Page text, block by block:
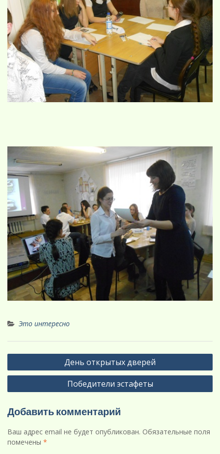
Это интересно
Навигация
по
День открытых дверей
Победители эстафеты
Добавить комментарий
Ваш адрес email не будет опубликован. Обязательные поля
помечены *